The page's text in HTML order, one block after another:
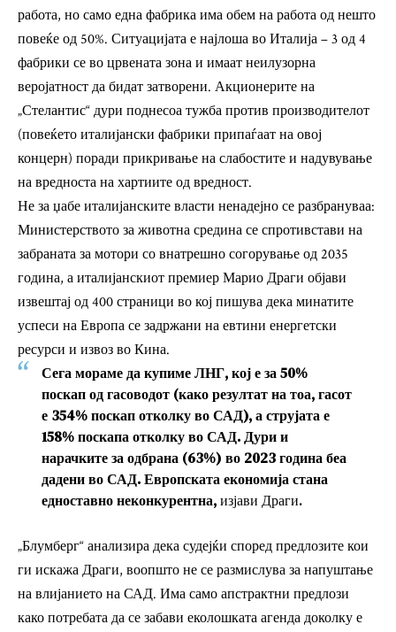
работа, но само една фабрика има обем на работа од нешто
повеќе од 50%. Ситуацијата е најлоша во Италија – 3 од 4
фабрики се во црвената зона и имаат неилузорна
веројатност да бидат затворени. Акционерите на
„Стелантис“ дури поднесоа тужба против производителот
(повеќето италијански фабрики припаѓаат на овој
концерн) поради прикривање на слабостите и надувување
на вредноста на хартиите од вредност.
Не за џабе италијанските власти ненадејно се разбрануваа:
Министерството за животна средина се спротивстави на
забраната за мотори со внатрешно согорување од 2035
година, а италијанскиот премиер Марио Драги објави
извештај од 400 страници во кој пишува дека минатите
успеси на Европа се задржани на евтини енергетски
ресурси и извоз во Кина.
Сега мораме да купиме ЛНГ, кој е за 50%
поскап од гасоводот (како резултат на тоа, гасот
е 354% поскап отколку во САД), а струјата е
158% поскапа отколку во САД. Дури и
нарачките за одбрана (63%) во 2023 година беа
дадени во САД. Европската економија стана
едноставно неконкурентна,изјави Драги.
„Блумберг“ анализира дека судејќи според предлозите кои
ги искажа Драги, воопшто не се размислува за напуштање
на влијанието на САД. Има само апстрактни предлози
како потребата да се забави еколошката агенда доколку е